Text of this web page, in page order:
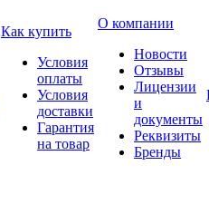
Как купить
Условия
оплаты
Условия
доставки
Гарантия
на товар
О компании
Новости
Отзывы
Лицензии
и
документы
Реквизиты
Бренды